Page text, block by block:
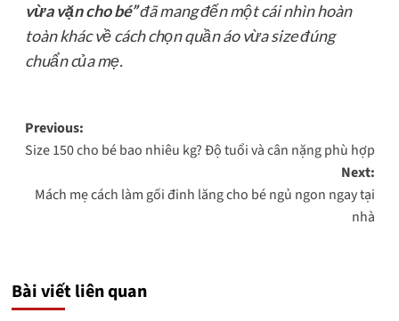
vừa vặn cho bé”đã mang đến một cái nhìn hoàn
toàn khác về cách chọn quần áo vừa size đúng
chuẩn của mẹ.
Post
navigation
Previous:
Size 150 cho bé bao nhiêu kg? Độ tuổi và cân nặng phù hợp
Next:
Mách mẹ cách làm gối đinh lăng cho bé ngủ ngon ngay tại
nhà
Bài viết liên quan